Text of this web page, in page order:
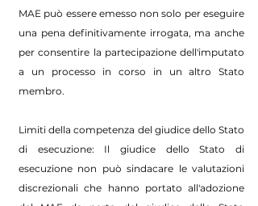
MAE può essere emesso non solo per eseguire
una pena definitivamente irrogata, ma anche
per consentire la partecipazione dell'imputato
a un processo in corso in un altro Stato
membro.
Limiti della competenza del giudice dello Stato
di esecuzione: Il giudice dello Stato di
esecuzione non può sindacare le valutazioni
discrezionali che hanno portato all'adozione